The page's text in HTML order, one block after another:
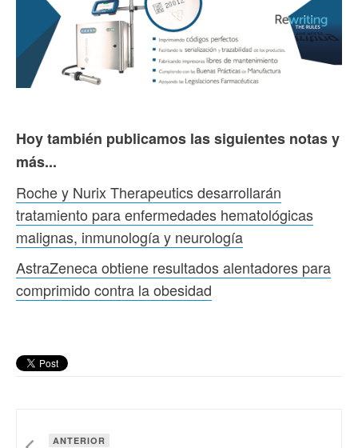
Hoy también publicamos las siguientes notas y
más...
Roche y Nurix Therapeutics desarrollarán
tratamiento para enfermedades hematológicas
malignas, inmunología y neurología
AstraZeneca obtiene resultados alentadores para
comprimido contra la obesidad
ANTERIOR